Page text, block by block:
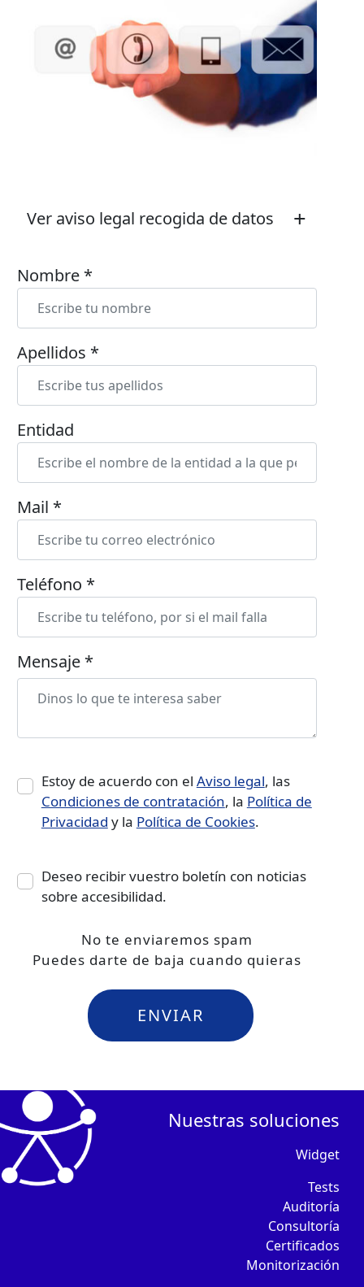
Nombre *
Apellidos *
Entidad
Mail *
Teléfono *
Mensaje *
Estoy de acuerdo con el Aviso legal, las
Condiciones de contratación, la Política de
Privacidad y la Política de Cookies.
Deseo recibir vuestro boletín con noticias
sobre accesibilidad.
No te enviaremos spam
Puedes darte de baja cuando quieras
Ver aviso legal recogida de datos +
Nuestras soluciones
Widget
Tests
Auditoría
Consultoría
Certificados
Monitorización